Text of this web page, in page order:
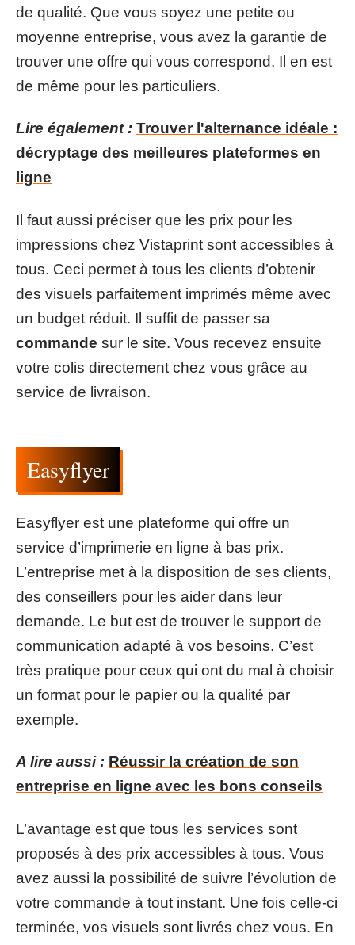
de qualité. Que vous soyez une petite ou
moyenne entreprise, vous avez la garantie de
trouver une offre qui vous correspond. Il en est
de même pour les particuliers.
Lire également : Trouver l'alternance idéale :
décryptage des meilleures plateformes en
ligne
Il faut aussi préciser que les prix pour les
impressions chez Vistaprint sont accessibles à
tous. Ceci permet à tous les clients d’obtenir
des visuels parfaitement imprimés même avec
un budget réduit. Il suffit de passer sa
commande sur le site. Vous recevez ensuite
votre colis directement chez vous grâce au
service de livraison.
Easyflyer
Easyflyer est une plateforme qui offre un
service d’imprimerie en ligne à bas prix.
L’entreprise met à la disposition de ses clients,
des conseillers pour les aider dans leur
demande. Le but est de trouver le support de
communication adapté à vos besoins. C’est
très pratique pour ceux qui ont du mal à choisir
un format pour le papier ou la qualité par
exemple.
A lire aussi : Réussir la création de son
entreprise en ligne avec les bons conseils
L’avantage est que tous les services sont
proposés à des prix accessibles à tous. Vous
avez aussi la possibilité de suivre l’évolution de
votre commande à tout instant. Une fois celle-ci
terminée, vos visuels sont livrés chez vous. En